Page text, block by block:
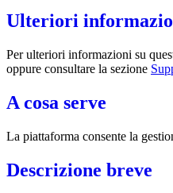
Ulteriori
Per ulteriori informazioni su
oppure consultare la sezione
A cosa serve
La piattaforma consente la
Descrizione breve